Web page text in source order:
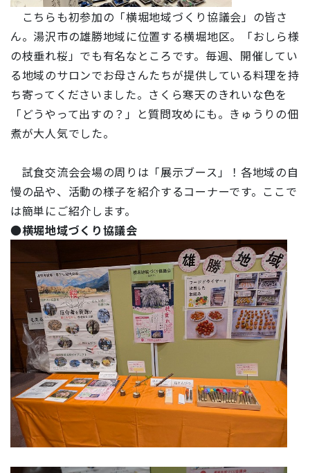
こちらも初参加の「横堀地域づくり協議会」の皆さ
ん。湯沢市の雄勝地域に位置する横堀地区。「おしら様
の枝垂れ桜」でも有名なところです。毎週、開催してい
る地域のサロンでお母さんたちが提供している料理を持
ち寄ってくださいました。さくら寒天のきれいな色を
「どうやって出すの？」と質問攻めにも。きゅうりの佃
煮が大人気でした。
試食交流会会場の周りは「展示ブース」！各地域の自
慢の品や、活動の様子を紹介するコーナーです。ここで
は簡単にご紹介します。
●横堀地域づくり協議会